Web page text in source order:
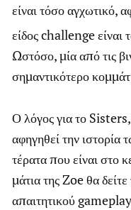
είναι τόσο αγχωτικό,
είδος challenge είναι
Ωστόσο, μία από τις
σημαντικότερο
Ο λόγος για το
αφηγηθεί την ιστορία
τέρατα που είναι στο
μάτια της Zoe θα
απαιτητικού